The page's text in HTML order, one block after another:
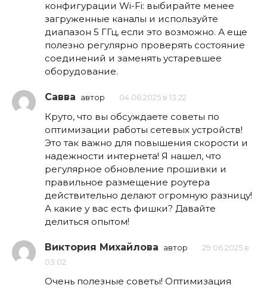
конфигурации Wi-Fi: выбирайте менее
загруженные каналы и используйте
диапазон 5 ГГц, если это возможно. А еще
полезно регулярно проверять состояние
соединений и заменять устаревшее
оборудование.
Савва автор 04.06.2025 в 13:22
Круто, что вы обсуждаете советы по
оптимизации работы сетевых устройств!
Это так важно для повышения скорости и
надежности интернета! Я нашел, что
регулярное обновление прошивки и
правильное размещение роутера
действительно делают огромную разницу!
А какие у вас есть фишки? Давайте
делиться опытом!
Виктория Михайлова автор
29.06.2025 в
03:02
Очень полезные советы! Оптимизация